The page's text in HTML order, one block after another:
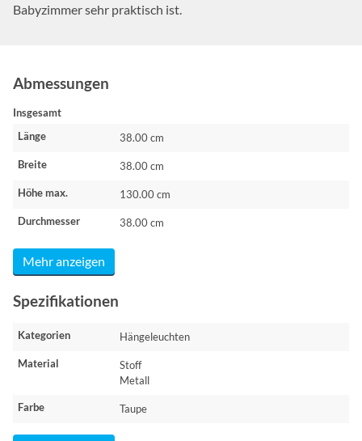
Babyzimmer sehr praktisch ist.
Abmessungen
Insgesamt
Länge
38.00 cm
Breite 38.00 cm
Höhe max. 130.00 cm
Durchmesser 38.00 cm
Mehr anzeigen
Spezifikationen
Kategorien Hängeleuchten
Material
Stoff
Metall
Farbe Taupe